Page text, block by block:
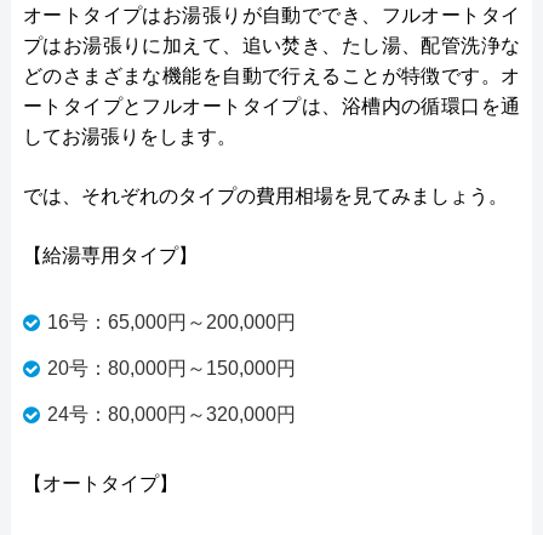
オートタイプはお湯張りが自動ででき、フルオートタイ
プはお湯張りに加えて、追い焚き、たし湯、配管洗浄な
どのさまざまな機能を自動で行えることが特徴です。オ
ートタイプとフルオートタイプは、浴槽内の循環口を通
してお湯張りをします。
では、それぞれのタイプの費用相場を見てみましょう。
【給湯専用タイプ】
16号：65,000円～200,000円
20号：80,000円～150,000円
24号：80,000円～320,000円
【オートタイプ】